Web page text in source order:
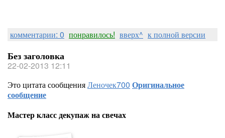
комментарии: 0 понравилось! вверх^ к полной версии
Без заголовка
22-02-2013 12:11
Это цитата сообщенияЛеночек700 Оригинальное
сообщение
Мастер класс декупаж на свечах